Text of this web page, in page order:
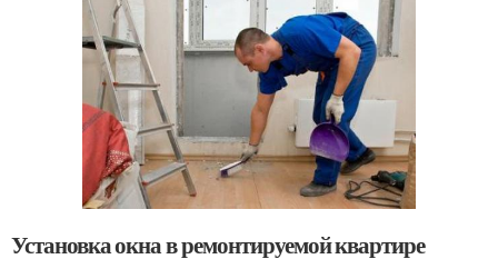
Установка окна в ремонтируемой квартире